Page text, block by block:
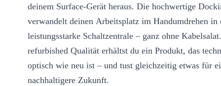
deinem Surface-Gerät heraus. Die hochwertige
verwandelt deinen Arbeitsplatz im Handumdrehen in
leistungsstarke Schaltzentrale – ganz ohne
refurbished Qualität erhältst du ein Produkt, das
optisch wie neu ist – und tust gleichzeitig etwas für
nachhaltigere Zukunft.